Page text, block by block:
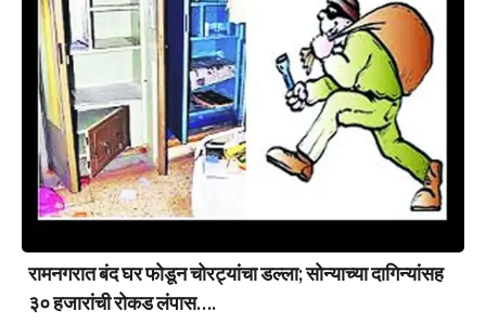
रामनगरात बंद घर फोडून चोरट्यांचा डल्ला; सोन्याच्या दागिन्यांसह
३० हजारांची रोकड लंपास….